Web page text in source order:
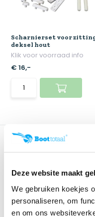
Deze website maakt
We gebruiken koekjes
personaliseren, om
en om ons
Scharnierset voor
deksel hout
Klik voor voorraad info
€ 16,-